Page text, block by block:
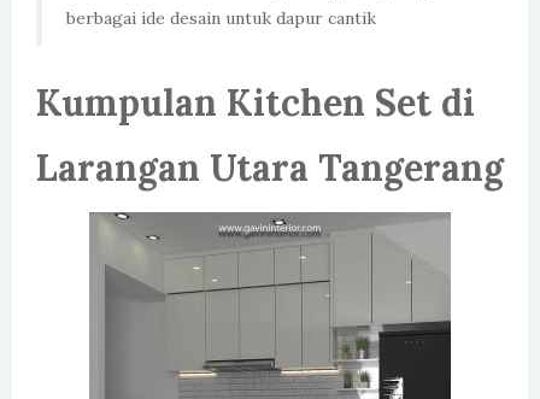
berbagai ide desain untuk dapur cantik
Kumpulan Kitchen Set di
Larangan Utara Tangerang